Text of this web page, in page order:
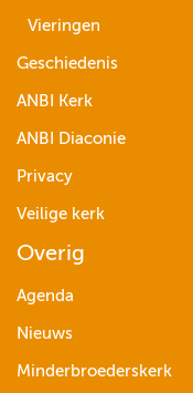
Vieringen
Geschiedenis
ANBI Kerk
ANBI Diaconie
Privacy
Veilige kerk
Overig
Agenda
Nieuws
Minderbroederskerk